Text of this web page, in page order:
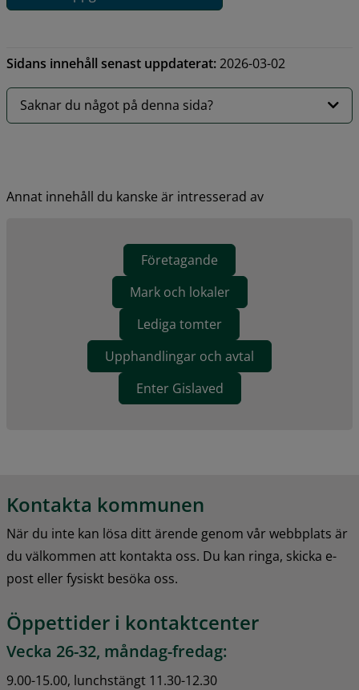
Sidans innehåll senast uppdaterat:2026-03-02
Saknar du något på denna sida?
Annat innehåll du kanske är intresserad av
Företagande
Mark och lokaler
Lediga tomter
Upphandlingar och avtal
Enter Gislaved
Kontakta kommunen
När du inte kan lösa ditt ärende genom vår webbplats är
du välkommen att kontakta oss. Du kan ringa, skicka e-
post eller fysiskt besöka oss.
Öppettider i kontaktcenter
Vecka 26-32, måndag-fredag:
9.00-15.00, lunchstängt 11.30-12.30